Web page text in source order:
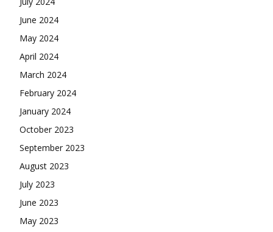
June 2024
May 2024
April 2024
March 2024
February 2024
January 2024
October 2023
September 2023
August 2023
July 2023
June 2023
May 2023